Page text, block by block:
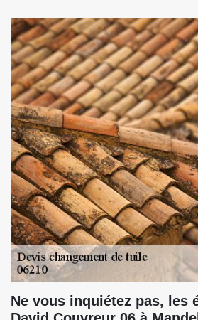
Ne vous inquiétez pas, les